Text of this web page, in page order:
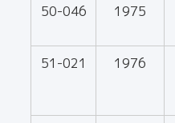
50-046 1975
51-021
1976